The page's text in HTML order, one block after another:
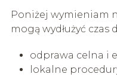
Poniżej wymieniam
mogą wydłużyć czas
odprawa celna i
lokalne